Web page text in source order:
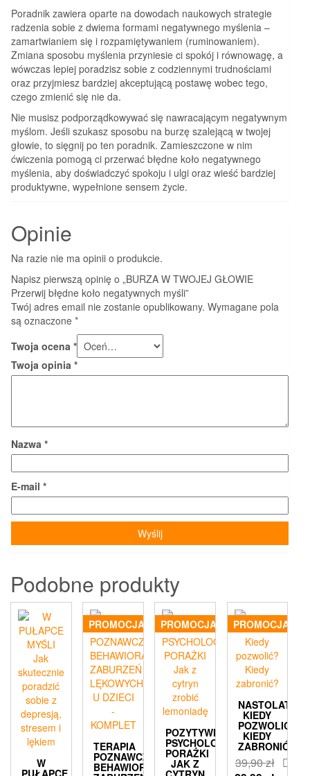
Poradnik zawiera oparte na dowodach naukowych strategie
radzenia sobie z dwiema formami negatywnego myślenia –
zamartwianiem się i rozpamiętywaniem (ruminowaniem).
Zmiana sposobu myślenia przyniesie ci spokój i równowagę, a
wówczas lepiej poradzisz sobie z codziennymi trudnościami
oraz przyjmiesz bardziej akceptującą postawę wobec tego,
czego zmienić się nie da.
Nie musisz podporządkowywać się nawracającym negatywnym
myślom. Jeśli szukasz sposobu na burzę szalejącą w twojej
głowie, to sięgnij po ten poradnik. Zamieszczone w nim
ćwiczenia pomogą ci przerwać błędne koło negatywnego
myślenia, aby doświadczyć spokoju i ulgi oraz wieść bardziej
produktywne, wypełnione sensem życie.
Opinie
Na razie nie ma opinii o produkcie.
Napisz pierwszą opinię o „BURZA W TWOJEJ GŁOWIE
Przerwij błędne koło negatywnych myśli”
Twój adres email nie zostanie opublikowany. Wymagane pola
są oznaczone *
Twoja ocena *
Twoja opinia *
Nazwa *
E-mail *
Podobne produkty
W
PUŁAPCE
PROMOCJA!
TERAPIA
POZNAWCZO-
BEHAWIORALNA
PROMOCJA!
POZYTYWNA
PSYCHOLOGIA
PORAŻKI
JAK Z
PROMOCJA!
NASTOLATKI
KIEDY
POZWOLIĆ?
KIEDY
ZABRONIĆ?
39,90zł